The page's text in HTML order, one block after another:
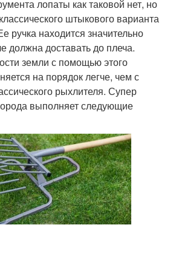
лопаты как таковой нет, но
штыкового варианта
ручка находится значительно
должна доставать до плеча.
земли с помощью этого
на порядок легче, чем с
рыхлителя. Супер
выполняет следующие